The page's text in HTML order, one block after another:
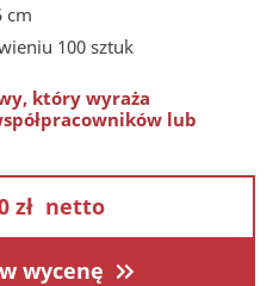
cm
100 sztuk
który wyraża
lub
zł netto
wycenę